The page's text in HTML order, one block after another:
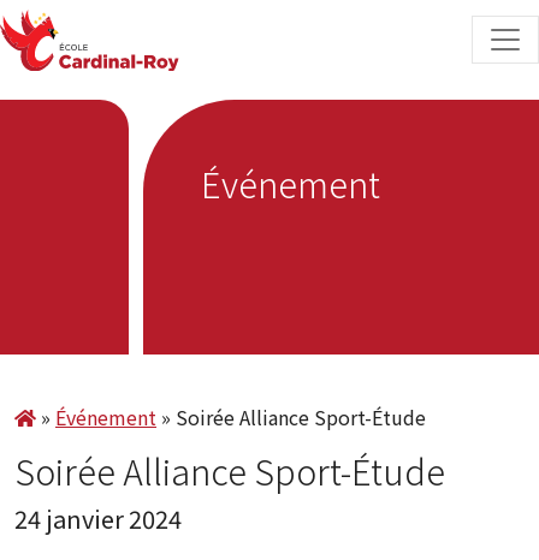
Skip to content
Événement
» Événement » Soirée Alliance Sport-Étude
Soirée Alliance Sport-Étude
24 janvier 2024